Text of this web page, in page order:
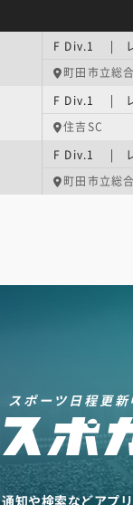
F Div.1 | レ
町田市立総
F Div.1 | レ
住吉SC
F Div.1 | レ
町田市立総
スポーツ日程更新
通知や検索などアプ